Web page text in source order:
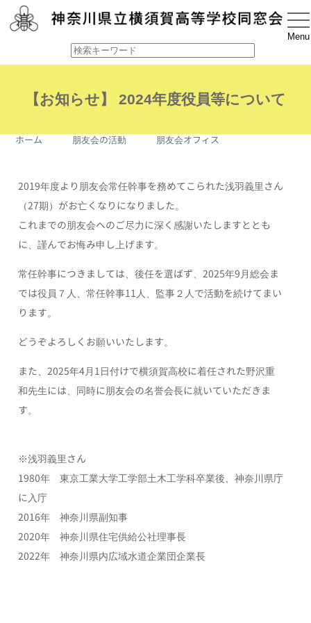
Menu
【お知らせ】 2024年度役員等について
ホーム 朋友会の活動 朋友会オフィス
2019年度より朋友会常任幹事を務めてこられた浅羽義里さん
（27期）がお亡くなりになりました。
これまでの朋友会へのご尽力に深く感謝いたしますととも
に、謹んでお悔み申し上げます。
常任幹事につきましては、後任を選ばず、2025年9月総会ま
では役員７人、常任幹事11人、監事２人で活動を続けてまい
ります。
どうぞよろしくお願いいたします。
また、2025年4月1日付けで横須賀高校に着任された野沢重
和先生には、同時に朋友会の名誉会長に就いていただきま
す。
※浅羽義里さん
1980年 東京工業大学工学部土木工学科卒業後、神奈川県庁
に入庁
2016年 神奈川県副知事
2020年 神奈川県住宅供給公社理事長
2022年 神奈川県内広域水道企業団企業長